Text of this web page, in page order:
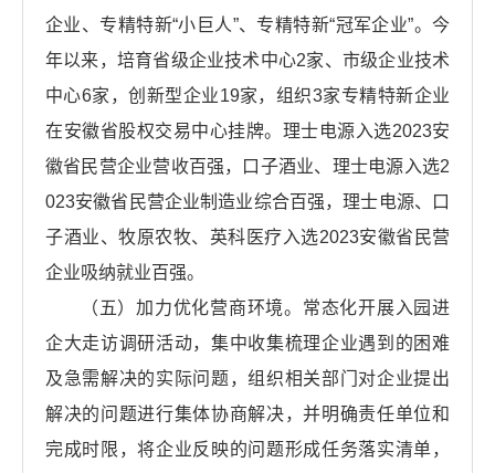
企业、专精特新“小巨人”、专精特新“冠军企业”。今
年以来，培育省级企业技术中心2家、市级企业技术
中心6家，创新型企业19家，组织3家专精特新企业
在安徽省股权交易中心挂牌。理士电源入选2023安
徽省民营企业营收百强，口子酒业、理士电源入选2
023安徽省民营企业制造业综合百强，理士电源、口
子酒业、牧原农牧、英科医疗入选2023安徽省民营
企业吸纳就业百强。
（五）加力优化营商环境。常态化开展入园进
企大走访调研活动，集中收集梳理企业遇到的困难
及急需解决的实际问题，组织相关部门对企业提出
解决的问题进行集体协商解决，并明确责任单位和
完成时限，将企业反映的问题形成任务落实清单，